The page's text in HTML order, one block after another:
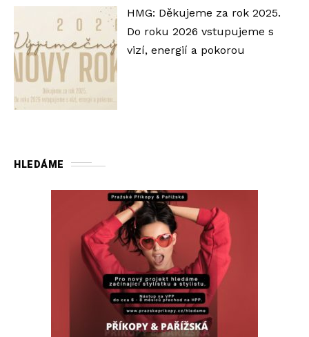
HMG: Děkujeme za rok 2025.
Do roku 2026 vstupujeme s
vizí, energií a pokorou
HLEDÁME